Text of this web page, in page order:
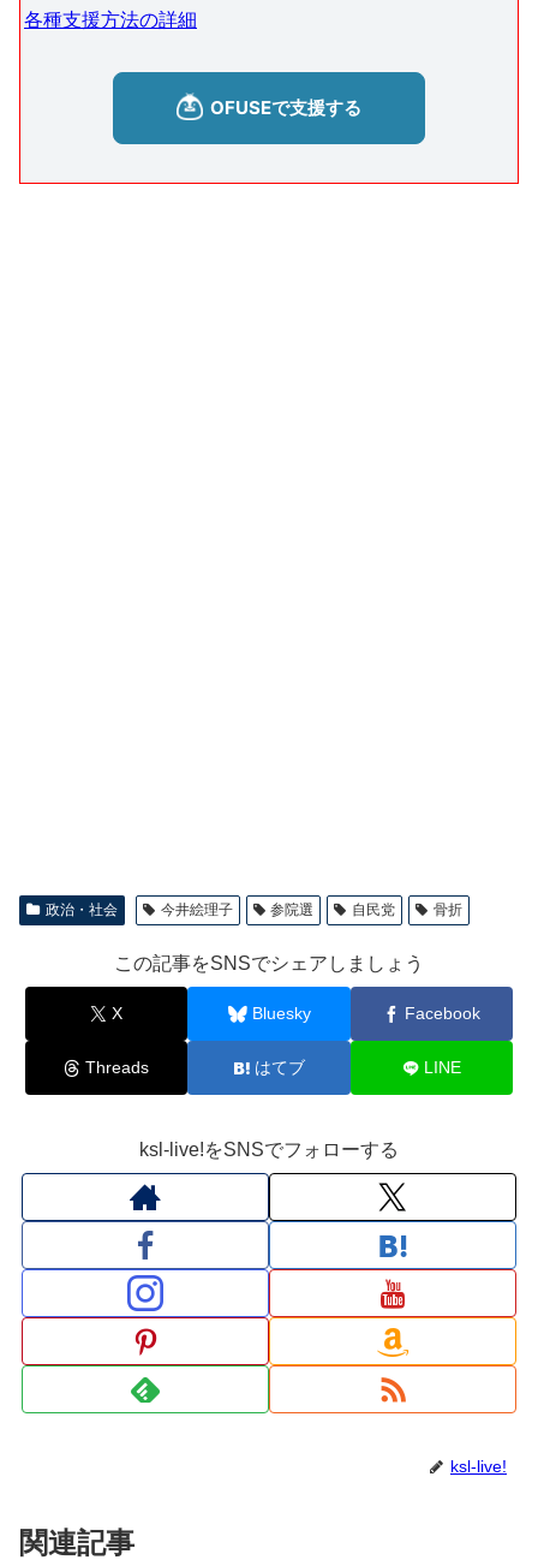
各種支援方法の詳細
政治・社会 今井絵理子 参院選 自民党 骨折
この記事をSNSでシェアしましょう
X Bluesky Facebook
Threads はてブ LINE
ksl-live!をSNSでフォローする
ksl-live!
関連記事